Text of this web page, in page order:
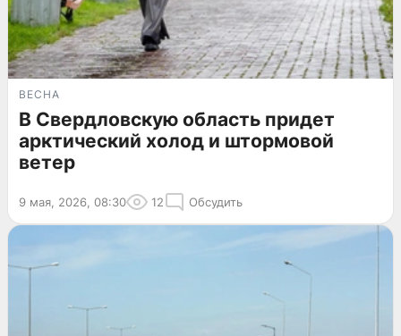
ВЕСНА
В Свердловскую область придет
арктический холод и штормовой
ветер
9 мая, 2026, 08:30 12 Обсудить